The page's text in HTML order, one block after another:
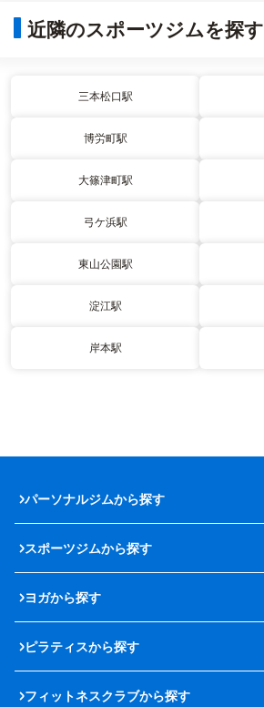
近隣のスポーツジムを探す
三本松口駅
博労町駅
大篠津町駅
弓ケ浜駅
東山公園駅
淀江駅
岸本駅
パーソナルジムから探す
スポーツジムから探す
ヨガから探す
ピラティスから探す
フィットネスクラブから探す